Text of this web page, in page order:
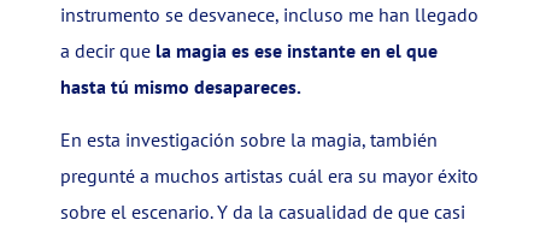
instrumento se desvanece, incluso me han llegado
a decir que la magia es ese instante en el que
hasta tú mismo desapareces.
En esta investigación sobre la magia, también
pregunté a muchos artistas cuál era su mayor éxito
sobre el escenario. Y da la casualidad de que casi